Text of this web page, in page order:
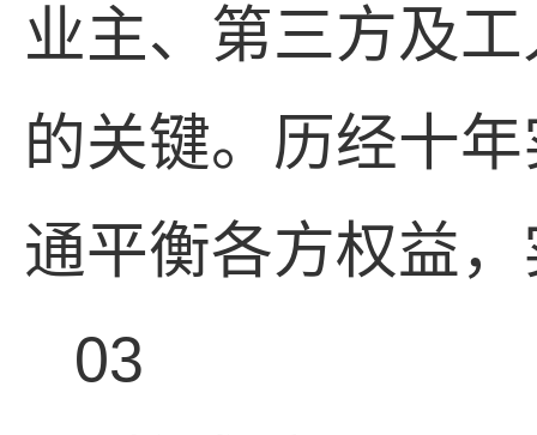
业主、第三方及
的关键。历经十
通平衡各方权益
03